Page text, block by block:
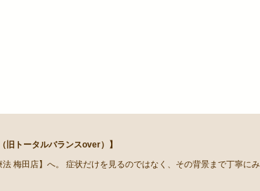
トータルバランスover）】
梅田店】へ。 症状だけを見るのではなく、その背景まで丁寧に